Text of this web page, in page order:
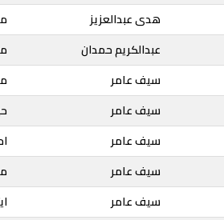
هدى عبدالعزيز
عبدالكريم حمدان
سيف عامر
سيف عامر
سيف عامر
سيف عامر
سيف عامر